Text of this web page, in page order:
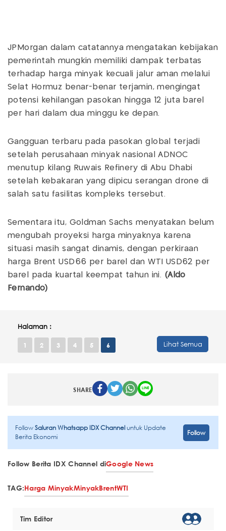
JPMorgan dalam catatannya mengatakan kebijakan
pemerintah mungkin memiliki dampak terbatas
terhadap harga minyak kecuali jalur aman melalui
Selat Hormuz benar-benar terjamin, mengingat
potensi kehilangan pasokan hingga 12 juta barel
per hari dalam dua minggu ke depan.
Gangguan terbaru pada pasokan global terjadi
setelah perusahaan minyak nasional ADNOC
menutup kilang Ruwais Refinery di Abu Dhabi
setelah kebakaran yang dipicu serangan drone di
salah satu fasilitas kompleks tersebut.
Sementara itu, Goldman Sachs menyatakan belum
mengubah proyeksi harga minyaknya karena
situasi masih sangat dinamis, dengan perkiraan
harga Brent USD66 per barel dan WTI USD62 per
barel pada kuartal keempat tahun ini. (Aldo
Fernando)
Halaman :
1 2 3 4 5 6 Lihat Semua
SHARE
FollowSaluran Whatsapp IDX Channeluntuk Update
Berita Ekonomi
Follow
Follow Berita IDX Channel diGoogle News
TAG:Harga MinyakMinyakBrentWTI
Tim Editor